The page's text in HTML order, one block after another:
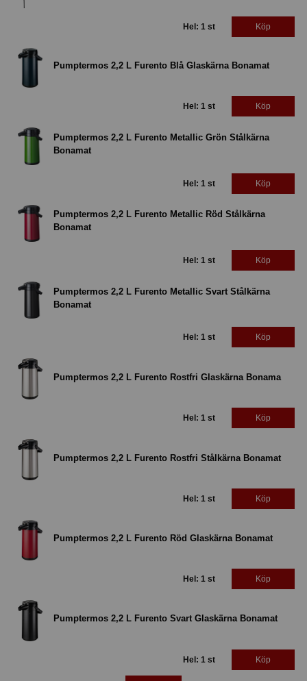
Hel: 1 st Köp
Pumptermos 2,2 L Furento Blå Glaskärna Bonamat
Hel: 1 st Köp
Pumptermos 2,2 L Furento Metallic Grön Stålkärna
Bonamat
Hel: 1 st Köp
Pumptermos 2,2 L Furento Metallic Röd Stålkärna
Bonamat
Hel: 1 st Köp
Pumptermos 2,2 L Furento Metallic Svart Stålkärna
Bonamat
Hel: 1 st Köp
Pumptermos 2,2 L Furento Rostfri Glaskärna Bonama
Hel: 1 st Köp
Pumptermos 2,2 L Furento Rostfri Stålkärna Bonamat
Hel: 1 st Köp
Pumptermos 2,2 L Furento Röd Glaskärna Bonamat
Hel: 1 st Köp
Pumptermos 2,2 L Furento Svart Glaskärna Bonamat
Hel: 1 st Köp